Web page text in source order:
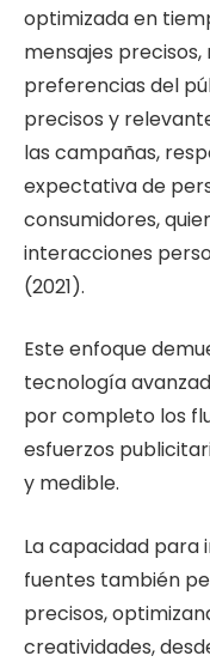
optimizada en
mensajes
preferencias del
precisos y
las campañas,
expectativa de
consumidores,
interacciones
(2021).
Este enfoque
tecnología
por completo los
esfuerzos
y medible.
La capacidad para
fuentes también
precisos,
creatividades,